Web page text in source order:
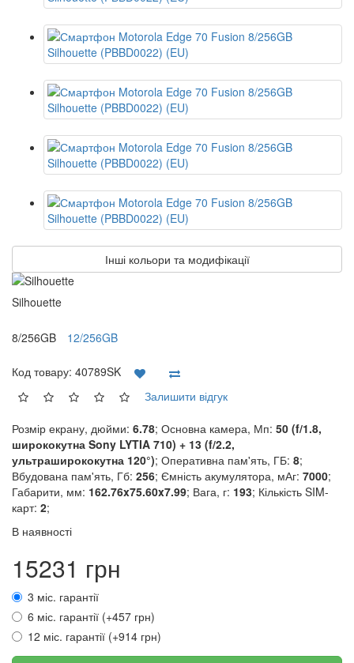
Інші кольори та модифікації
Silhouette
8/256GB 12/256GB
Код товару: 40789SK
Залишити відгук
Розмір екрану, дюйми: 6.78; Основна камера, Мп: 50 (f/1.8,
ширококутна Sony LYTIA 710) + 13 (f/2.2,
ультраширококутна 120°); Оперативна пам'ять, ГБ: 8;
Вбудована пам'ять, Гб: 256; Ємність акумулятора, мАг: 7000;
Габарити, мм: 162.76x75.60x7.99; Вага, г: 193; Кількість SIM-
карт: 2;
В наявності
15231 грн
3 міс. гарантії
6 міс. гарантії (+457 грн)
12 міс. гарантії (+914 грн)